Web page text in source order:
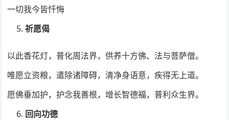
一切我今皆忏悔
祈愿偈
以此香花灯，普化周法界，供养十方佛、法与菩萨僧。
唯愿立资粮，遣除诸障碍，清净身语意，疾得无上道。
愿佛垂加护，护念我善根，增长智德福，普利众生界。
回向功德